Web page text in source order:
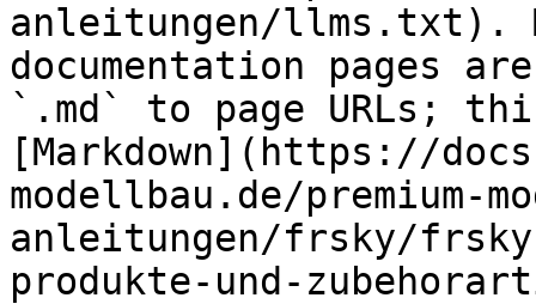
anleitungen/llms.txt).
documentation pages
`.md` to page URLs;
[Markdown](https://
modellbau.de/premium-
anleitungen/frsky/
produkte-und-